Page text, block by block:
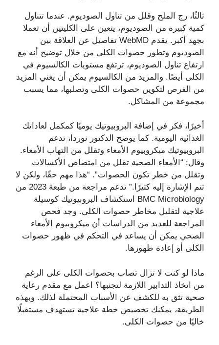
ثالثًا، رج الملح وقلل من تناول الصوديوم. عندما تتناول
كمية كبيرة من الصوديوم، يتعين على الكليتين أن تعملا
بجهد أكبر. يقدم WebMD تفاصيل عن العلاقة بين
الصوديوم وتطور حصوات الكلى من خلال توضيح أنه مع
ارتفاع تناول الصوديوم، ترتفع مستويات الكالسيوم في
الكلى أيضًا. والمزيد من الكالسيوم يمكن أن يعني المزيد
من الفرص لتكوين حصوات الكلى وتصلبها، مما يسبب
مجموعة من المشاكل.
أخيرًا، فكر في إضافة البروبيوتيك يوميًا كمكمل لعاداتك
الغذائية اليومية. كما يوضح الدكتور نوردا، تدعم
البروبيوتيك ميكروبيوم الأمعاء وتقلل من التهاب الأمعاء.
وقال: “الأمعاء الصحية تقلل من امتصاص الأكسالات
وتقلل من خطر تكون الحصوات”. “هذا مهم حقًا، ولكن لا
تتم الإشارة إليه كثيرًا.” تدعم مراجعة من طبعة 2023 من
BMC Microbiology استكشاف البروبيوتيك كوسيلة
علاجية لتقليل مخاطر حصوات الكلى. وجد فحص
المراجعة للعديد من الدراسات أن ميكروبيوم الأمعاء
الصحي يمكن أن يساعد في التحكم في ظهور حصوات
الكلى أو إعادة ظهورها.
ماذا لو كنت لا تزال تصاب بحصوات الكلى على الرغم
من اتخاذ التدابير اللازمة لتجنبها؟ اعمل مع مقدم رعاية
صحية تثق به للكشف عن الأسباب المحتملة لذلك. وبهذه
الطريقة، يمكنك تخصيص خطة علاجية تستهدف مستقبلًا
خاليًا من حصوات الكلى.